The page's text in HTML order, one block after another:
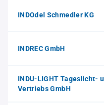
INDOdel Schmedler KG
INDREC GmbH
INDU-LIGHT Tageslicht-
Vertriebs GmbH